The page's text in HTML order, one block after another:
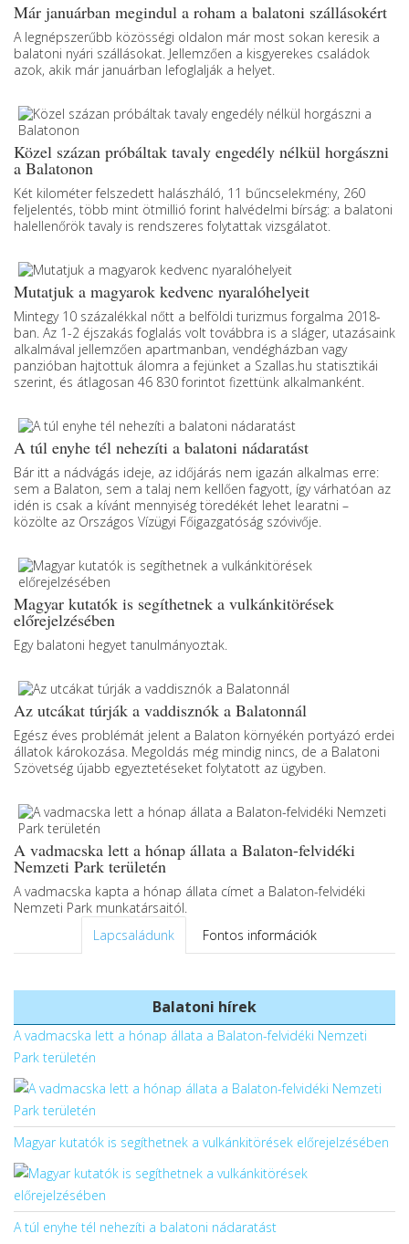
Már januárban megindul a roham a balatoni szállásokért
A legnépszerűbb közösségi oldalon már most sokan keresik a
balatoni nyári szállásokat. Jellemzően a kisgyerekes családok
azok, akik már januárban lefoglalják a helyet.
Közel százan próbáltak tavaly engedély nélkül horgászni
a Balatonon
Két kilométer felszedett halászháló, 11 bűncselekmény, 260
feljelentés, több mint ötmillió forint halvédelmi bírság: a balatoni
halellenőrök tavaly is rendszeres folytattak vizsgálatot.
Mutatjuk a magyarok kedvenc nyaralóhelyeit
Mintegy 10 százalékkal nőtt a belföldi turizmus forgalma 2018-
ban. Az 1-2 éjszakás foglalás volt továbbra is a sláger, utazásaink
alkalmával jellemzően apartmanban, vendégházban vagy
panzióban hajtottuk álomra a fejünket a Szallas.hu statisztikái
szerint, és átlagosan 46 830 forintot fizettünk alkalmanként.
A túl enyhe tél nehezíti a balatoni nádaratást
Bár itt a nádvágás ideje, az időjárás nem igazán alkalmas erre:
sem a Balaton, sem a talaj nem kellően fagyott, így várhatóan az
idén is csak a kívánt mennyiség töredékét lehet learatni –
közölte az Országos Vízügyi Főigazgatóság szóvivője.
Magyar kutatók is segíthetnek a vulkánkitörések
előrejelzésében
Egy balatoni hegyet tanulmányoztak.
Az utcákat túrják a vaddisznók a Balatonnál
Egész éves problémát jelent a Balaton környékén portyázó erdei
állatok károkozása. Megoldás még mindig nincs, de a Balatoni
Szövetség újabb egyeztetéseket folytatott az ügyben.
A vadmacska lett a hónap állata a Balaton-felvidéki
Nemzeti Park területén
A vadmacska kapta a hónap állata címet a Balaton-felvidéki
Nemzeti Park munkatársaitól.
Lapcsaládunk
Fontos információk
Balatoni hírek
A vadmacska lett a hónap állata a Balaton-felvidéki Nemzeti
Park területén
Magyar kutatók is segíthetnek a vulkánkitörések előrejelzésében
A túl enyhe tél nehezíti a balatoni nádaratást